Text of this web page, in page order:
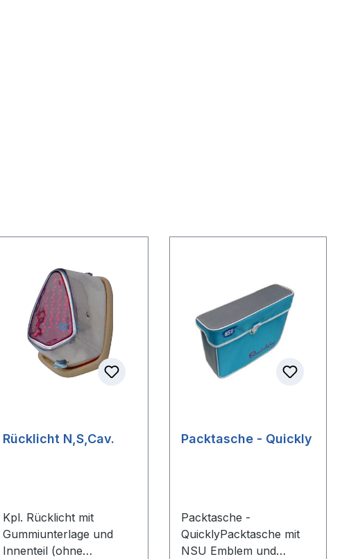
von 5 SternenRücklicht N,S,Cav.
Kpl. Rücklicht mit
Gummiunterlage und
Innenteil (ohne
Packtasche - Quickly
Packtasche -
QuicklyPacktasche mit
NSU Emblem und